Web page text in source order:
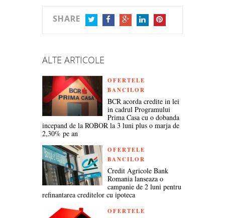
SHARE
ALTE ARTICOLE
OFERTELE
BANCILOR
BCR acorda credite in lei
in cadrul Programului
Prima Casa cu o dobanda
incepand de la ROBOR la 3 luni plus o marja de
2,30% pe an
OFERTELE
BANCILOR
Credit Agricole Bank
Romania lanseaza o
campanie de 2 luni pentru
refinantarea creditelor cu ipoteca
OFERTELE